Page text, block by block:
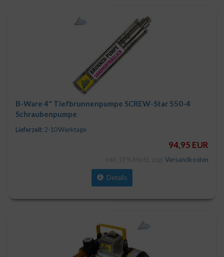
B-Ware 4" Tiefbrunnenpumpe SCREW-Star 550-4
Schraubenpumpe
Lieferzeit: 2-10 Werktage
94,95 EUR
Versandkosten
Details